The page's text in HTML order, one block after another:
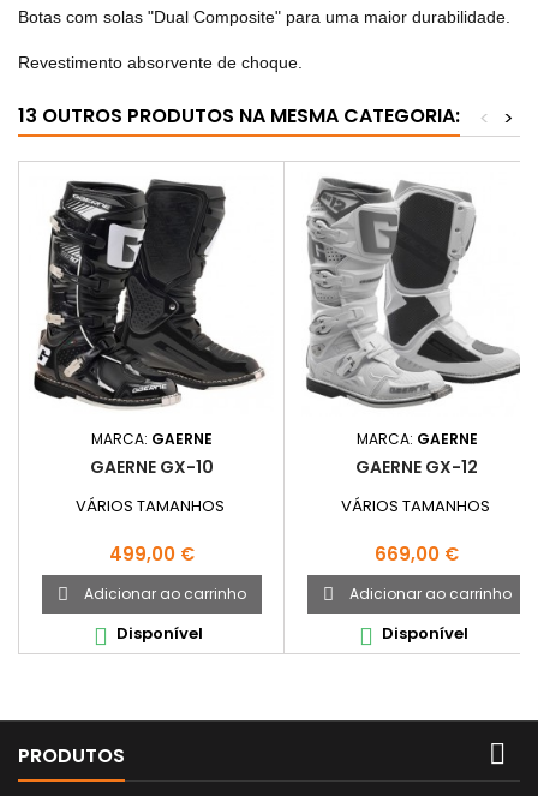
Botas com solas "Dual Composite" para uma maior durabilidade.
Revestimento absorvente de choque.
13 OUTROS PRODUTOS NA MESMA CATEGORIA: >
<
MARCA: GAERNE
GAERNE GX-10
VÁRIOS TAMANHOS
Preço
499,00 €
 Adicionar ao carrinho
 Disponível
MARCA: GAERNE
GAERNE GX-12
VÁRIOS TAMANHOS
Preço
669,00 €
 Adicionar ao carrinho
 Disponível
PRODUTOS 